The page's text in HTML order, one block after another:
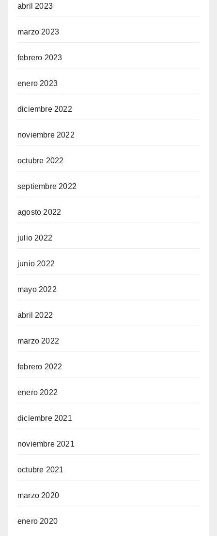
abril 2023
marzo 2023
febrero 2023
enero 2023
diciembre 2022
noviembre 2022
octubre 2022
septiembre 2022
agosto 2022
julio 2022
junio 2022
mayo 2022
abril 2022
marzo 2022
febrero 2022
enero 2022
diciembre 2021
noviembre 2021
octubre 2021
marzo 2020
enero 2020